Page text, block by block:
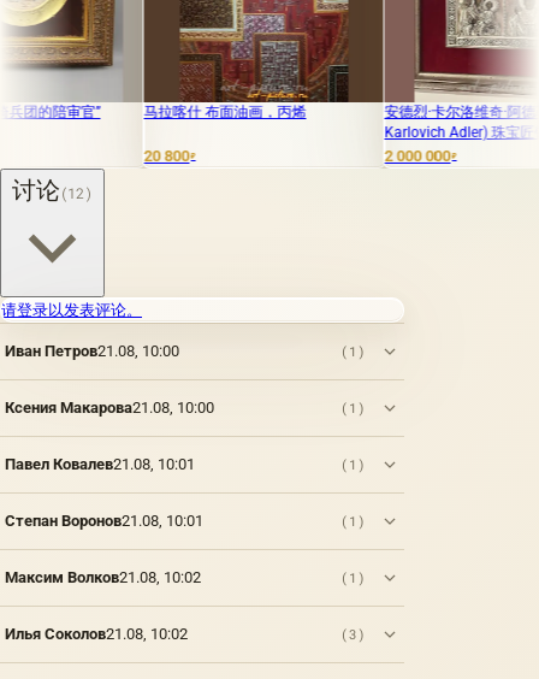
” 马拉喀什 布面油画，丙烯
安德烈·卡尔洛维奇·阿德勒 (Andrey
Karlovich Adler) 珠宝匠银饰圣像
讨论(12)
请登录以发表评论。
Иван Петров21.08, 10:00 (1)
Ксения Макарова21.08, 10:00 (1)
Павел Ковалев21.08, 10:01 (1)
Степан Воронов21.08, 10:01 (1)
Максим Волков21.08, 10:02 (1)
Илья Соколов21.08, 10:02 (3)